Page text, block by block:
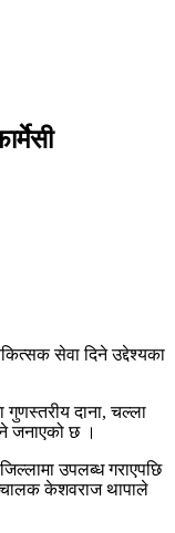
सेवा दिने उद्देश्यका
दाना, चल्ला
जनाएको छ ।
उपलब्ध गराएपछि
केशवराज थापाले